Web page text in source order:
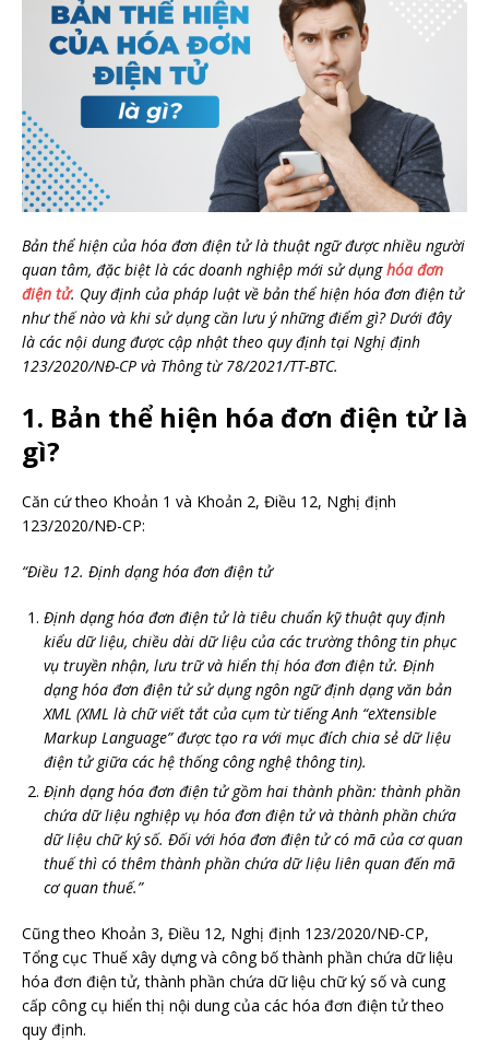
Bản thể hiện của hóa đơn điện tử là thuật ngữ được nhiều người
quan tâm, đặc biệt là các doanh nghiệp mới sử dụnghóa đơn
điện tử. Quy định của pháp luật về bản thể hiện hóa đơn điện tử
như thế nào và khi sử dụng cần lưu ý những điểm gì? Dưới đây
là các nội dung được cập nhật theo quy định tại Nghị định
123/2020/NĐ-CP và Thông từ 78/2021/TT-BTC.
1. Bản thể hiện hóa đơn điện tử là
gì?
Căn cứ theo Khoản 1 và Khoản 2, Điều 12, Nghị định
123/2020/NĐ-CP:
“Điều 12. Định dạng hóa đơn điện tử
Định dạng hóa đơn điện tử là tiêu chuẩn kỹ thuật quy định
kiểu dữ liệu, chiều dài dữ liệu của các trường thông tin phục
vụ truyền nhận, lưu trữ và hiển thị hóa đơn điện tử. Định
dạng hóa đơn điện tử sử dụng ngôn ngữ định dạng văn bản
XML (XML là chữ viết tắt của cụm từ tiếng Anh “eXtensible
Markup Language” được tạo ra với mục đích chia sẻ dữ liệu
điện tử giữa các hệ thống công nghệ thông tin).
Định dạng hóa đơn điện tử gồm hai thành phần: thành phần
chứa dữ liệu nghiệp vụ hóa đơn điện tử và thành phần chứa
dữ liệu chữ ký số. Đối với hóa đơn điện tử có mã của cơ quan
thuế thì có thêm thành phần chứa dữ liệu liên quan đến mã
cơ quan thuế.”
Cũng theo Khoản 3, Điều 12, Nghị định 123/2020/NĐ-CP,
Tổng cục Thuế xây dựng và công bố thành phần chứa dữ liệu
hóa đơn điện tử, thành phần chứa dữ liệu chữ ký số và cung
cấp công cụ hiển thị nội dung của các hóa đơn điện tử theo
quy định.